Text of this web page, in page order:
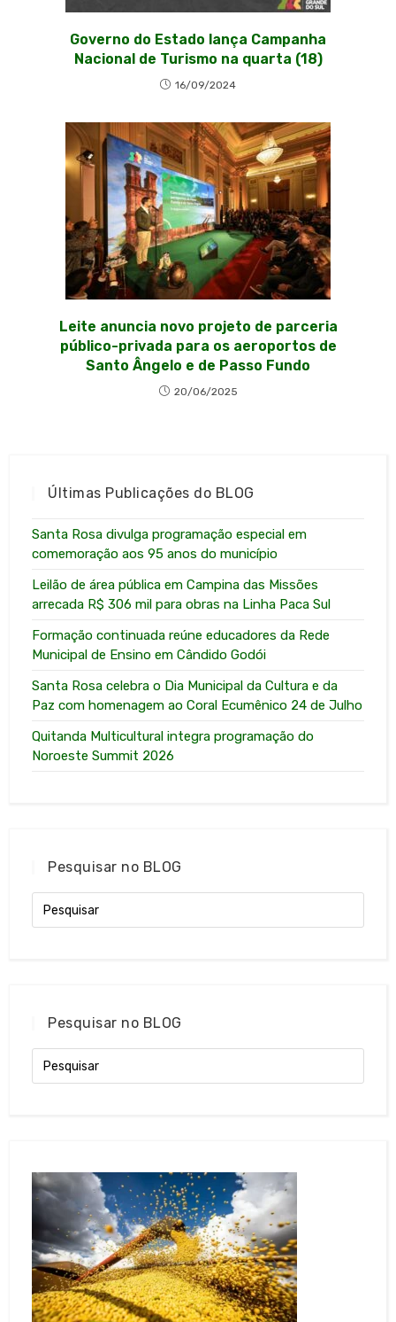
Governo do Estado lança Campanha
Nacional de Turismo na quarta (18)
16/09/2024
Leite anuncia novo projeto de parceria
público-privada para os aeroportos de
Santo Ângelo e de Passo Fundo
20/06/2025
Últimas Publicações do BLOG
Santa Rosa divulga programação especial em
comemoração aos 95 anos do município
Leilão de área pública em Campina das Missões
arrecada R$ 306 mil para obras na Linha Paca Sul
Formação continuada reúne educadores da Rede
Municipal de Ensino em Cândido Godói
Santa Rosa celebra o Dia Municipal da Cultura e da
Paz com homenagem ao Coral Ecumênico 24 de Julho
Quitanda Multicultural integra programação do
Noroeste Summit 2026
Pesquisar no BLOG
Pesquisar no BLOG